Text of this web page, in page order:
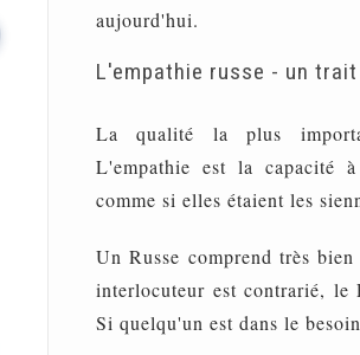
aujourd'hui.
L'empathie russe - un
La qualité la plus
L'empathie est la capacité
comme si elles étaient les
Un Russe comprend très
interlocuteur est contrarié, le
Si quelqu'un est dans le